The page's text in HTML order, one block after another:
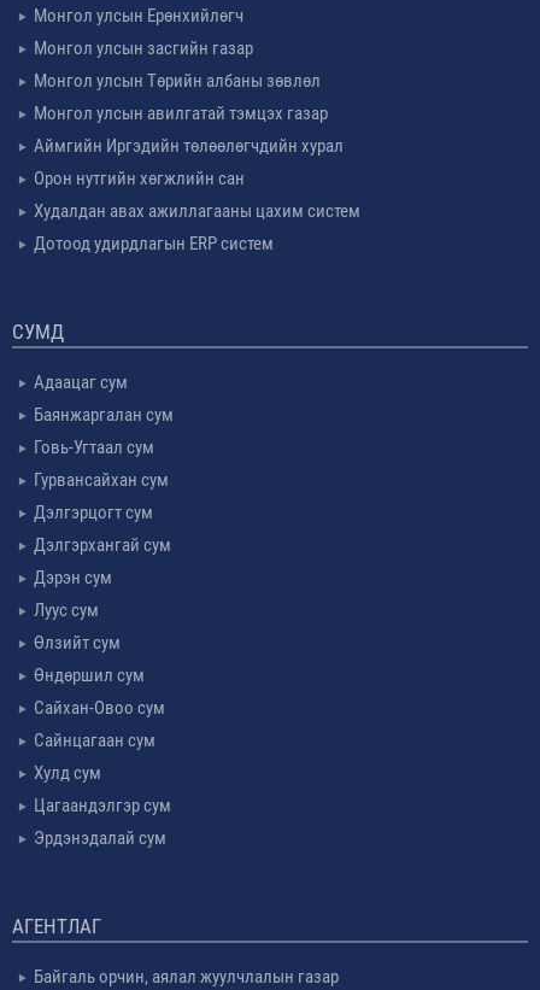
Монгол улсын Ерөнхийлөгч
Монгол улсын засгийн газар
Монгол улсын Төрийн албаны зөвлөл
Монгол улсын авилгатай тэмцэх газар
Аймгийн Иргэдийн төлөөлөгчдийн хурал
Орон нутгийн хөгжлийн сан
Худалдан авах ажиллагааны цахим систем
Дотоод удирдлагын ERP систем
СУМД
Адаацаг сум
Баянжаргалан сум
Говь-Угтаал сум
Гурвансайхан сум
Дэлгэрцогт сум
Дэлгэрхангай сум
Дэрэн сум
Луус сум
Өлзийт сум
Өндөршил сум
Сайхан-Овоо сум
Сайнцагаан сум
Хулд сум
Цагаандэлгэр сум
Эрдэнэдалай сум
АГЕНТЛАГ
Байгаль орчин, аялал жуулчлалын газар